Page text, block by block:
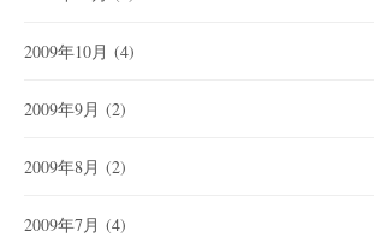
2009年10月 (4)
2009年9月 (2)
2009年8月 (2)
2009年7月 (4)